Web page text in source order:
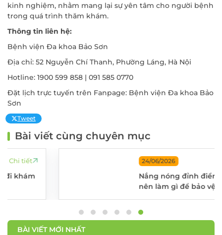
ĐĂNG KÝ KHÁM
kinh nghiệm, nhằm mang lại sự yên tâm cho người bệnh
trong quá trình thăm khám.
Thông tin liên hệ:
Bệnh viện Đa khoa Bảo Sơn
Địa chỉ: 52 Nguyễn Chí Thanh, Phường Láng, Hà Nội
Hotline: 1900 599 858 | 091 585 0770
Đặt lịch trực tuyến trên Fanpage: Bệnh viện Đa khoa Bảo
Sơn
Tweet
Bài viết cùng chuyên mục
Nắng nóng đỉnh điểm – Ba mẹ
nên làm gì để bảo vệ trẻ?
BÀI VIẾT MỚI NHẤT